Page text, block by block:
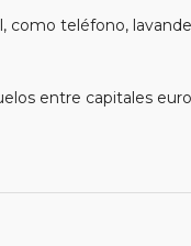
como teléfono,
entre capitales